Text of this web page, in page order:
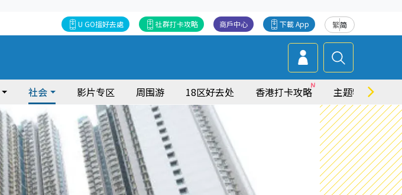
繁简
下載 App
商戶中心
社群打卡攻略
U GO搵好去處
社会 影片专区 周围游 18区好去处 香港打卡攻略 主题特集